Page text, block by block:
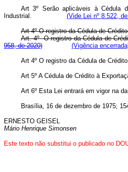
Art 3º Serão aplicáveis à Cédula
Industrial. (Vide Lei nº 8.522,
Art 4º O registro da Cédula de
Art. 4º O registro da Cédula de
958, de 2020)
(Vigência
Art 4º O registro da Cédula de
Art 5º A Cédula de Crédito à
Art 6º Esta Lei entrará em vigor na
Brasília, 16 de dezembro de 1975;
ERNESTO GEISEL
Mário Henrique Simonsen
Este texto não substitui o publicado no